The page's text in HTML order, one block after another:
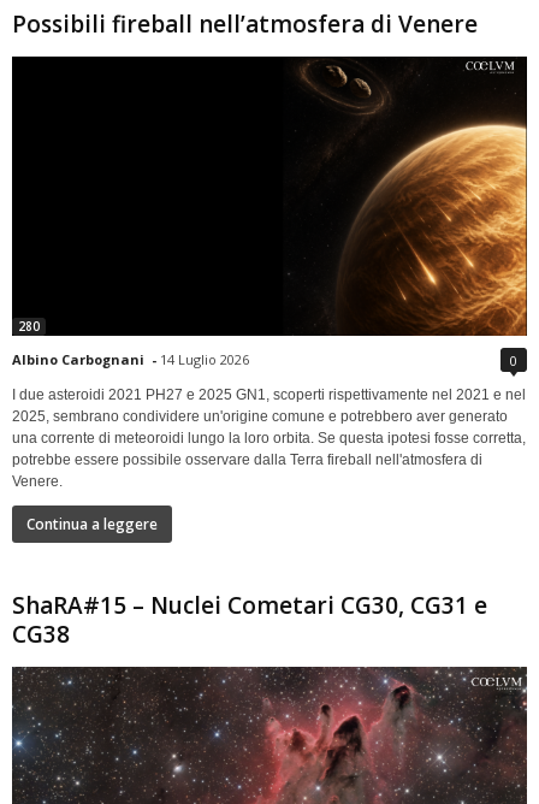
Possibili fireball nell’atmosfera di Venere
280
Albino Carbognani - 14 Luglio 2026 0
I due asteroidi 2021 PH27 e 2025 GN1, scoperti rispettivamente nel 2021 e nel
2025, sembrano condividere un'origine comune e potrebbero aver generato
una corrente di meteoroidi lungo la loro orbita. Se questa ipotesi fosse corretta,
potrebbe essere possibile osservare dalla Terra fireball nell'atmosfera di
Venere.
Continua a leggere
ShaRA#15 – Nuclei Cometari CG30, CG31 e
CG38